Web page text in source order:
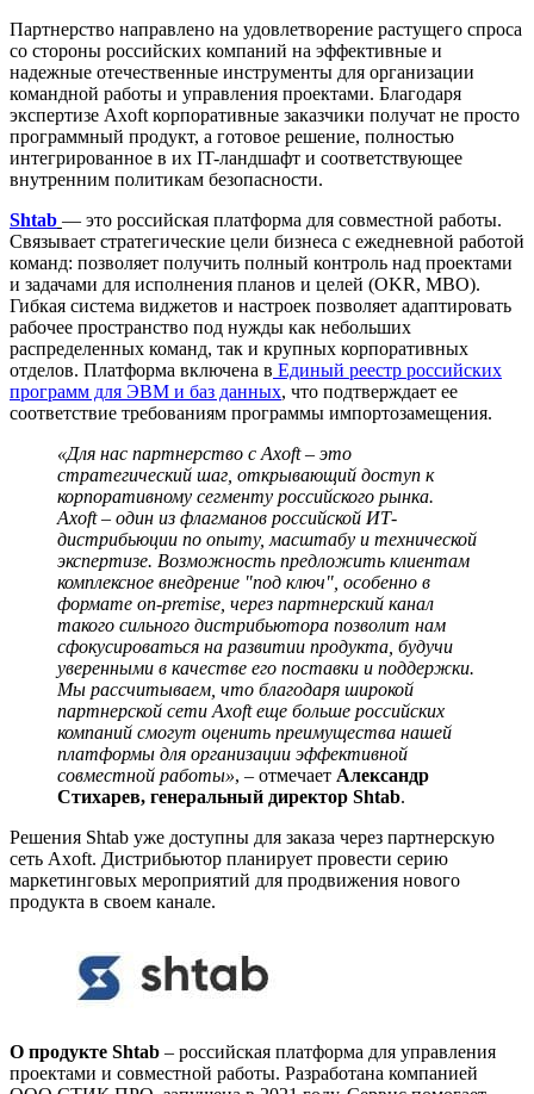
Партнерство направлено на удовлетворение растущего спроса
со стороны российских компаний на эффективные и
надежные отечественные инструменты для организации
командной работы и управления проектами. Благодаря
экспертизе Axoft корпоративные заказчики получат не просто
программный продукт, а готовое решение, полностью
интегрированное в их IT-ландшафт и соответствующее
внутренним политикам безопасности.
Shtab — это российская платформа для совместной работы.
Связывает стратегические цели бизнеса с ежедневной работой
команд: позволяет получить полный контроль над проектами
и задачами для исполнения планов и целей (OKR, MBO).
Гибкая система виджетов и настроек позволяет адаптировать
рабочее пространство под нужды как небольших
распределенных команд, так и крупных корпоративных
отделов. Платформа включена в Единый реестр российских
программ для ЭВМ и баз данных, что подтверждает ее
соответствие требованиям программы импортозамещения.
«Для нас партнерство с Axoft – это
стратегический шаг, открывающий доступ к
корпоративному сегменту российского рынка.
Axoft – один из флагманов российской ИТ-
дистрибьюции по опыту, масштабу и технической
экспертизе. Возможность предложить клиентам
комплексное внедрение "под ключ", особенно в
формате on-premise, через партнерский канал
такого сильного дистрибьютора позволит нам
сфокусироваться на развитии продукта, будучи
уверенными в качестве его поставки и поддержки.
Мы рассчитываем, что благодаря широкой
партнерской сети Axoft еще больше российских
компаний смогут оценить преимущества нашей
платформы для организации эффективной
совместной работы», – отмечает Александр
Стихарев, генеральный директор Shtab.
Решения Shtab уже доступны для заказа через партнерскую
сеть Axoft. Дистрибьютор планирует провести серию
маркетинговых мероприятий для продвижения нового
продукта в своем канале.
О продукте Shtab – российская платформа для управления
проектами и совместной работы. Разработана компанией